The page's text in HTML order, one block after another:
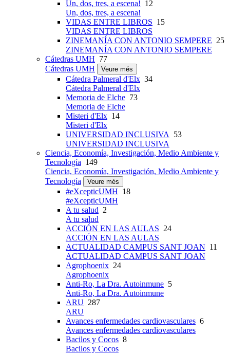
Un, dos, tres, a escena! 12
Un, dos, tres, a escena!
VIDAS ENTRE LIBROS 15
VIDAS ENTRE LIBROS
ZINEMANÍA CON ANTONIO SEMPERE 25
ZINEMANÍA CON ANTONIO SEMPERE
Cátedras UMH 77
Cátedras UMH
Veure més
Cátedra Palmeral d'Elx 34
Cátedra Palmeral d'Elx
Memoria de Elche 73
Memoria de Elche
Misteri d'Elx 14
Misteri d'Elx
UNIVERSIDAD INCLUSIVA
53
UNIVERSIDAD INCLUSIVA
Ciencia, Economía, Investigación, Medio Ambiente y
Tecnología 149
Ciencia, Economía, Investigación, Medio Ambiente y
Tecnología
Veure més
#eXcepticUMH 18
#eXcepticUMH
A tu salud 2
A tu salud
ACCIÓN EN LAS AULAS 24
ACCIÓN EN LAS AULAS
ACTUALIDAD CAMPUS SANT JOAN 11
ACTUALIDAD CAMPUS SANT JOAN
Agrophoenix 24
Agrophoenix
Anti-Ro, La Dra. Autoinmune 5
Anti-Ro, La Dra. Autoinmune
ARU 287
ARU
Avances enfermedades cardiovasculares 6
Avances enfermedades cardiovasculares
Bacilos y Cocos 8
Bacilos y Cocos